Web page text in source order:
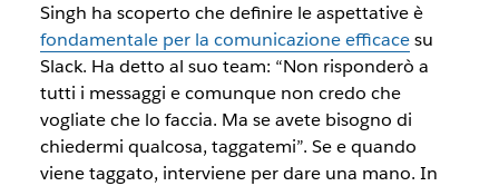
Singh ha scoperto che definire le aspettative è
fondamentale per la comunicazione efficacesu
Slack. Ha detto al suo team: “Non risponderò a
tutti i messaggi e comunque non credo che
vogliate che lo faccia. Ma se avete bisogno di
chiedermi qualcosa, taggatemi”. Se e quando
viene taggato, interviene per dare una mano. In